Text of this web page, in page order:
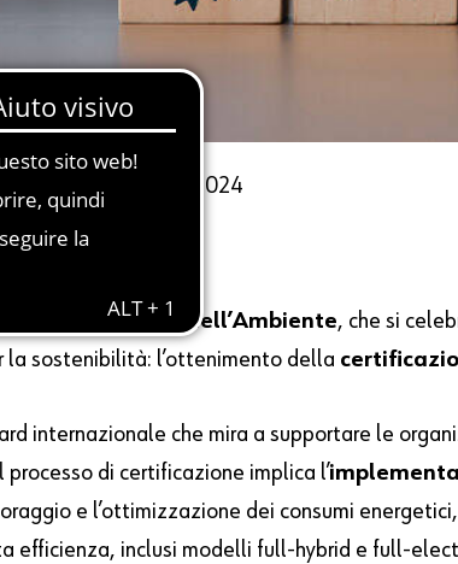
5 Giugno 2024
Mondiale dell’Ambiente, che si
la sostenibilità: l’ottenimento della
internazionale che mira a supportare le
di certificazione implica l’
e l’ottimizzazione dei consumi
efficienza, inclusi modelli full-hybrid e full-